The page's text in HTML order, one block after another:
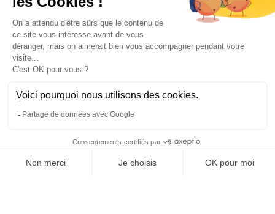
Conditions générales de vente
Paiement sécurisé
Besoin d'aide ?
Contactez-nous
Contact